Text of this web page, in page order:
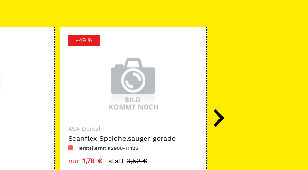
-49 %
ASA Dental
Scanflex Speichelsauger gerade
Herstellernr: K2900-TT125
nur 1,78 € statt 3,52 €